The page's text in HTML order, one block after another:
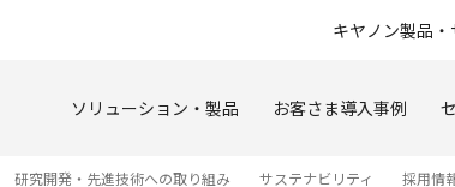
キヤノン製品
ソリューション・製品 お客さま導入事例
研究開発・先進技術への取り組み サステナビリティ 採用情